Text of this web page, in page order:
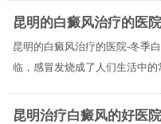
昆明的白癜风治疗的医
昆明的白癜风治疗的医院-冬季
临，感冒发烧成了人们生活中的
昆明治疗白癜风的好医